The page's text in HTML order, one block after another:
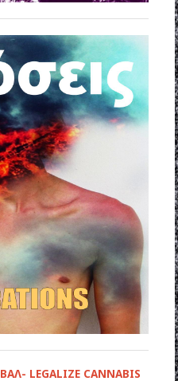
LEGALIZE CANNABIS